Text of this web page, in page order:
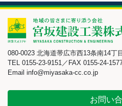
080-0023 北海道帯広市西13条南14丁
TEL 0155-23-9151／FAX 0155-24-
Email info@miyasaka-cc.co.jp
お問い